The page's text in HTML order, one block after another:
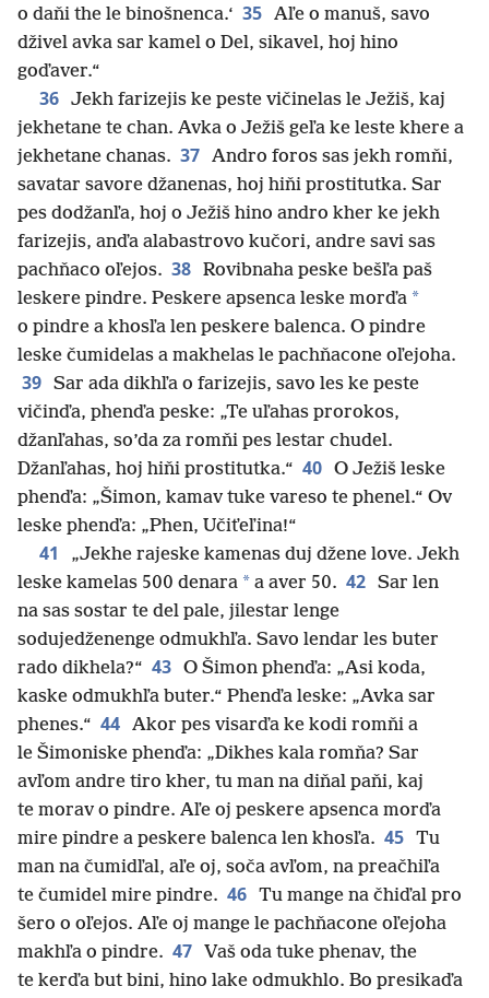
o daňi the le binošnenca.‘ 35 Aľe o manuš, savo
dživel avka sar kamel o Del, sikavel, hoj hino
goďaver.“
36 Jekh farizejis ke peste vičinelas le Ježiš, kaj
jekhetane te chan. Avka o Ježiš geľa ke leste khere a
jekhetane chanas. 37 Andro foros sas jekh romňi,
savatar savore džanenas, hoj hiňi prostitutka. Sar
pes dodžanľa, hoj o Ježiš hino andro kher ke jekh
farizejis, anďa alabastrovo kučori, andre savi sas
pachňaco oľejos. 38 Rovibnaha peske bešľa paš
leskere pindre. Peskere apsenca leske morďa *
o pindre a khosľa len peskere balenca. O pindre
leske čumidelas a makhelas le pachňacone oľejoha.
39 Sar ada dikhľa o farizejis, savo les ke peste
vičinďa, phenďa peske: „Te uľahas prorokos,
džanľahas, so’da za romňi pes lestar chudel.
Džanľahas, hoj hiňi prostitutka.“ 40 O Ježiš leske
phenďa: „Šimon, kamav tuke vareso te phenel.“ Ov
leske phenďa: „Phen, Učiťeľina!“
41
„Jekhe rajeske kamenas duj džene love. Jekh
leske kamelas 500 denara * a aver 50. 42 Sar len
na sas sostar te del pale, jilestar lenge
sodujedženenge odmukhľa. Savo lendar les buter
rado dikhela?“ 43 O Šimon phenďa: „Asi koda,
kaske odmukhľa buter.“ Phenďa leske: „Avka sar
phenes.“ 44 Akor pes visarďa ke kodi romňi a
le Šimoniske phenďa: „Dikhes kala romňa? Sar
avľom andre tiro kher, tu man na diňal paňi, kaj
te morav o pindre. Aľe oj peskere apsenca morďa
mire pindre a peskere balenca len khosľa. 45 Tu
man na čumidľal, aľe oj, soča avľom, na preačhiľa
te čumidel mire pindre. 46 Tu mange na čhiďal pro
šero o oľejos. Aľe oj mange le pachňacone oľejoha
makhľa o pindre. 47
Vaš oda tuke phenav, the
te kerďa but bini, hino lake odmukhlo. Bo presikaďa